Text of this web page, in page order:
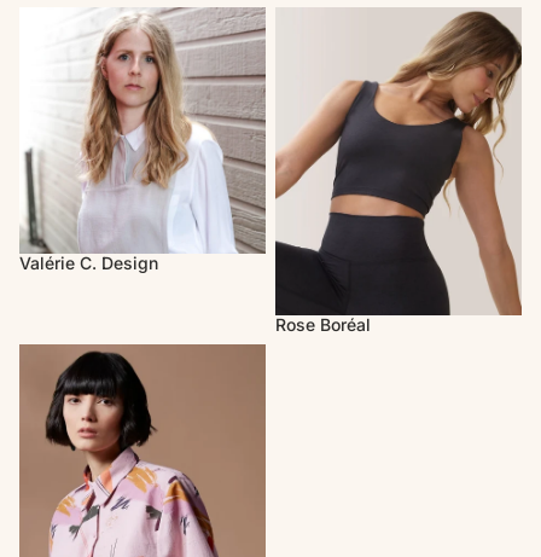
Valérie C. Design
Valérie C. Design
Rose Boréal
Melow par Mélissa Bolduc